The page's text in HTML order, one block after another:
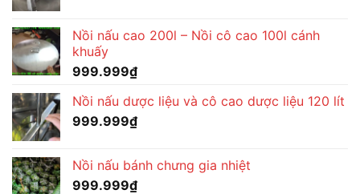
Nồi nấu cao 200l – Nồi cô cao 100l cánh
khuấy
999.999₫
Nồi nấu dược liệu và cô cao dược liệu 120 lít
999.999₫
Nồi nấu bánh chưng gia nhiệt
999.999₫